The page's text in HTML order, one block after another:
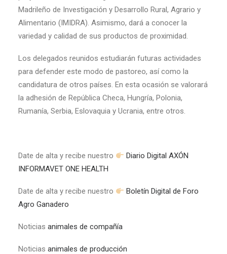
Madrileño de Investigación y Desarrollo Rural, Agrario y
Alimentario (IMIDRA). Asimismo, dará a conocer la
variedad y calidad de sus productos de proximidad.
Los delegados reunidos estudiarán futuras actividades
para defender este modo de pastoreo, así como la
candidatura de otros países. En esta ocasión se valorará
la adhesión de República Checa, Hungría, Polonia,
Rumanía, Serbia, Eslovaquia y Ucrania, entre otros.
Date de alta y recibe nuestro
Diario Digital AXÓN
INFORMAVET ONE HEALTH
Date de alta y recibe nuestro
Boletín Digital de Foro
Agro Ganadero
Noticias animales de compañía
Noticias animales de producción